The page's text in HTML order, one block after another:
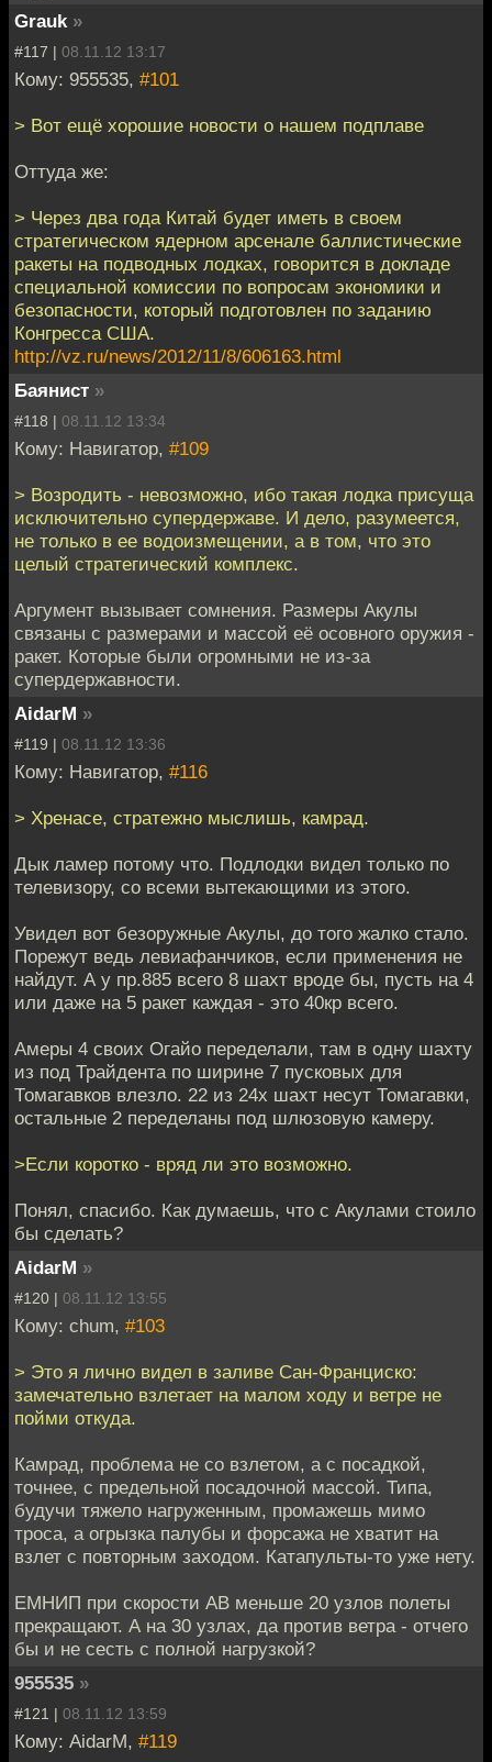
Grauk »
#117 | 08.11.12 13:17
Кому: 955535, #101
> Вот ещё хорошие новости о нашем подплаве
Оттуда же:
> Через два года Китай будет иметь в своем
стратегическом ядерном арсенале баллистические
ракеты на подводных лодках, говорится в докладе
специальной комиссии по вопросам экономики и
безопасности, который подготовлен по заданию
Конгресса США.
http://vz.ru/news/2012/11/8/606163.html
Баянист »
#118 | 08.11.12 13:34
Кому: Навигатор, #109
> Возродить - невозможно, ибо такая лодка присуща
исключительно супердержаве. И дело, разумеется,
не только в ее водоизмещении, а в том, что это
целый стратегический комплекс.
Аргумент вызывает сомнения. Размеры Акулы
связаны с размерами и массой её осовного оружия -
ракет. Которые были огромными не из-за
супердержавности.
AidarM »
#119 | 08.11.12 13:36
Кому: Навигатор, #116
> Хренасе, стратежно мыслишь, камрад.
Дык ламер потому что. Подлодки видел только по
телевизору, со всеми вытекающими из этого.
Увидел вот безоружные Акулы, до того жалко стало.
Порежут ведь левиафанчиков, если применения не
найдут. А у пр.885 всего 8 шахт вроде бы, пусть на 4
или даже на 5 ракет каждая - это 40кр всего.
Амеры 4 своих Огайо переделали, там в одну шахту
из под Трайдента по ширине 7 пусковых для
Томагавков влезло. 22 из 24х шахт несут Томагавки,
остальные 2 переделаны под шлюзовую камеру.
>Если коротко - вряд ли это возможно.
Понял, спасибо. Как думаешь, что с Акулами стоило
бы сделать?
AidarM »
#120 | 08.11.12 13:55
Кому: chum, #103
> Это я лично видел в заливе Сан-Франциско:
замечательно взлетает на малом ходу и ветре не
пойми откуда.
Камрад, проблема не со взлетом, а с посадкой,
точнее, с предельной посадочной массой. Типа,
будучи тяжело нагруженным, промажешь мимо
троса, а огрызка палубы и форсажа не хватит на
взлет с повторным заходом. Катапульты-то уже нету.
ЕМНИП при скорости АВ меньше 20 узлов полеты
прекращают. А на 30 узлах, да против ветра - отчего
бы и не сесть с полной нагрузкой?
955535 »
#121 | 08.11.12 13:59
Кому: AidarM, #119